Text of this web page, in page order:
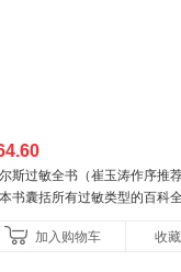
斯过敏全书（崔玉涛作序推
书囊括所有过敏类型的百科
加入购物车
收藏